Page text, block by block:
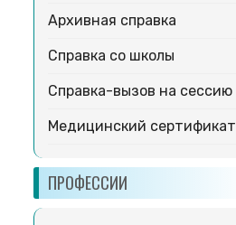
Архивная справка
Справка со школы
Справка-вызов на сессию
Медицинский сертификат
ПРОФЕССИИ